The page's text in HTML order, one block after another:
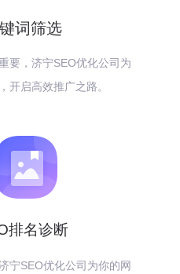
词筛选
要，济宁SEO优化公司为
开启高效推广之路。
排名诊断
宁SEO优化公司为你的网